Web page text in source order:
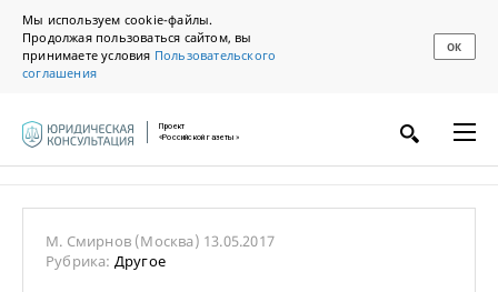
Мы используем cookie-файлы.
Продолжая пользоваться сайтом, вы
принимаете условия Пользовательского
соглашения
ОК
Проект
«Российской газеты»
М. Смирнов (Москва) 13.05.2017
Рубрика: Другое